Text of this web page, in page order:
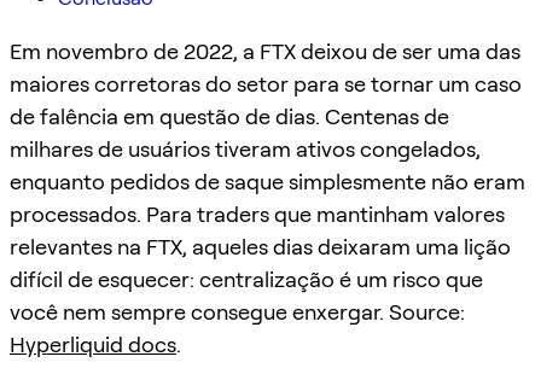
Em novembro de 2022, a FTX deixou de ser uma das
maiores corretoras do setor para se tornar um caso
de falência em questão de dias. Centenas de
milhares de usuários tiveram ativos congelados,
enquanto pedidos de saque simplesmente não eram
processados. Para traders que mantinham valores
relevantes na FTX, aqueles dias deixaram uma lição
difícil de esquecer: centralização é um risco que
você nem sempre consegue enxergar. Source:
Hyperliquid docs.